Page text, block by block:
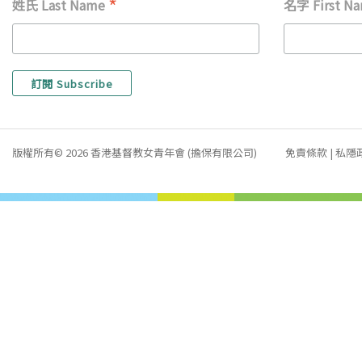
姓氏 Last Name * 名字 First
版權所有© 2026 香港基督教女青年會 (擔保有限公司) 免責條款 | 私隱